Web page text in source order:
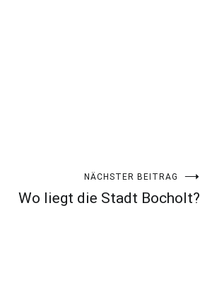
NÄCHSTER BEITRAG
Wo liegt die Stadt Bocholt?